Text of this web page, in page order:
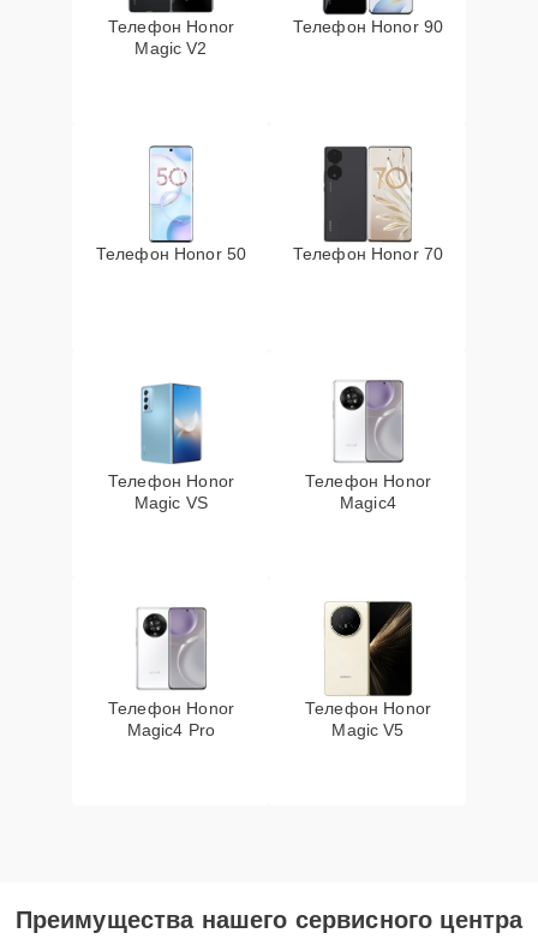
Телефон Honor
Magic V2
Телефон Honor 90
Телефон Honor 50 Телефон Honor 70
Телефон Honor
Magic VS
Телефон Honor
Magic4
Телефон Honor
Magic4 Pro
Телефон Honor
Magic V5
Преимущества нашего сервисного центра